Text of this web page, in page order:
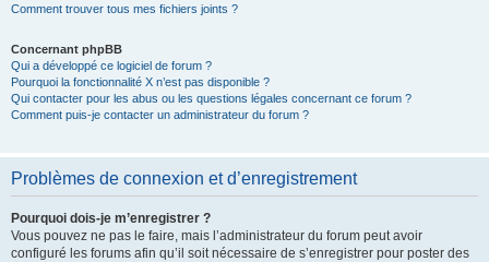
Comment trouver tous mes fichiers joints ?
Concernant phpBB
Qui a développé ce logiciel de forum ?
Pourquoi la fonctionnalité X n’est pas disponible ?
Qui contacter pour les abus ou les questions légales concernant ce forum ?
Comment puis-je contacter un administrateur du forum ?
Problèmes de connexion et d’enregistrement
Pourquoi dois-je m’enregistrer ?
Vous pouvez ne pas le faire, mais l’administrateur du forum peut avoir
configuré les forums afin qu’il soit nécessaire de s’enregistrer pour poster des